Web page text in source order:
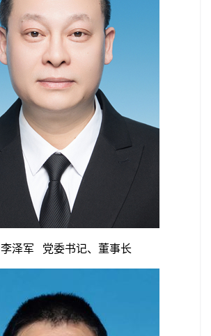
李泽军 党委书记、董事长